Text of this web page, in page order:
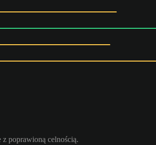
poprawioną celnością.